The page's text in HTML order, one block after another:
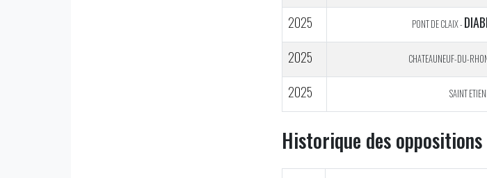
2025
PONT DE CLAIX -
2025
CHATEAUNEUF-DU-
2025
SAINT
Historique des oppositions